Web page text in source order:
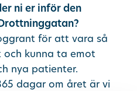
ni er inför den
för att vara så
kunna ta emot
nya patienter.
dagar om året är vi